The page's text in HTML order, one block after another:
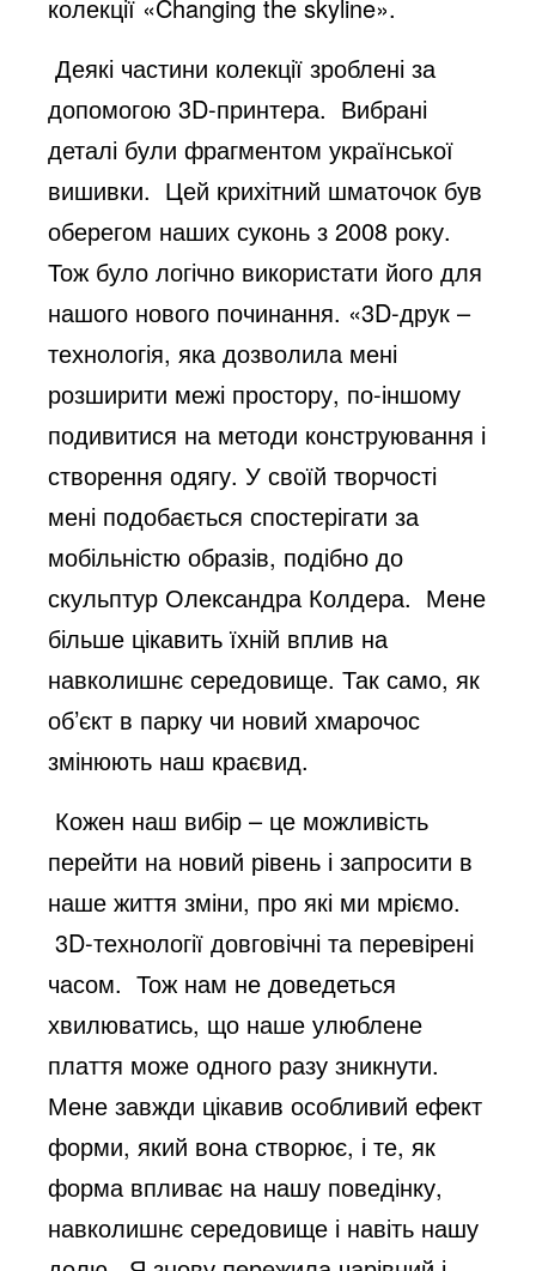
колекції «Changing the skyline».
Деякі частини колекції зроблені за
допомогою 3D-принтера. Вибрані
деталі були фрагментом української
вишивки. Цей крихітний шматочок був
оберегом наших суконь з 2008 року.
Тож було логічно використати його для
нашого нового починання. «3D-друк –
технологія, яка дозволила мені
розширити межі простору, по-іншому
подивитися на методи конструювання і
створення одягу. У своїй творчості
мені подобається спостерігати за
мобільністю образів, подібно до
скульптур Олександра Колдера. Мене
більше цікавить їхній вплив на
навколишнє середовище. Так само, як
об’єкт в парку чи новий хмарочос
змінюють наш краєвид.
Кожен наш вибір – це можливість
перейти на новий рівень і запросити в
наше життя зміни, про які ми мріємо.
3D-технології довговічні та перевірені
часом. Тож нам не доведеться
хвилюватись, що наше улюблене
плаття може одного разу зникнути.
Мене завжди цікавив особливий ефект
форми, який вона створює, і те, як
форма впливає на нашу поведінку,
навколишнє середовище і навіть нашу